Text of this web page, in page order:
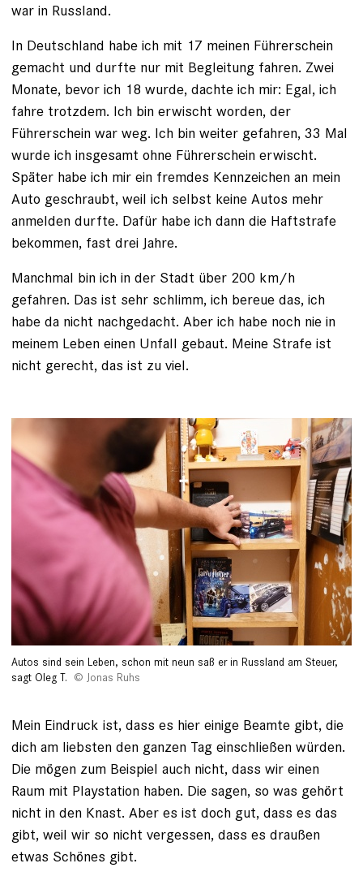
war in Russland.
In Deutschland habe ich mit 17 meinen Führerschein
gemacht und durfte nur mit Begleitung fahren. Zwei
Monate, bevor ich 18 wurde, dachte ich mir: Egal, ich
fahre trotzdem. Ich bin erwischt worden, der
Führerschein war weg. Ich bin weiter gefahren, 33 Mal
wurde ich insgesamt ohne Führerschein erwischt.
Später habe ich mir ein ­fremdes Kennzeichen an mein
Auto geschraubt, weil ich selbst keine Autos mehr
anmelden durfte. Dafür habe ich dann die Haftstrafe
bekommen, fast drei Jahre.
Manchmal bin ich in der Stadt über 200 km/h
gefahren. Das ist sehr schlimm, ich bereue das, ich
habe da nicht nachgedacht. Aber ich habe noch nie in
meinem Leben einen Unfall gebaut. Meine Strafe ist
nicht gerecht, das ist zu viel.
Autos sind sein Leben, schon mit neun saß er in Russland am Steuer,
sagt Oleg T.
Jonas Ruhs
Mein Eindruck ist, dass es hier einige Beamte gibt, die
dich am liebsten den ganzen Tag einschließen würden.
Die mögen zum Beispiel auch nicht, dass wir einen
Raum mit Playstation haben. Die sagen, so was gehört
nicht in den Knast. Aber es ist doch gut, dass es das
gibt, weil wir so nicht vergessen, dass es draußen
etwas Schönes gibt.